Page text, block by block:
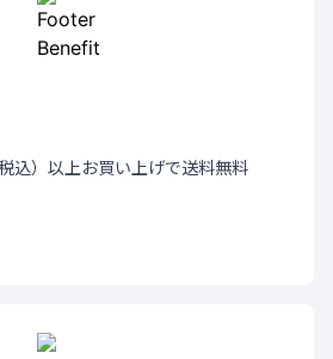
込）以上お買い上げで送料無料